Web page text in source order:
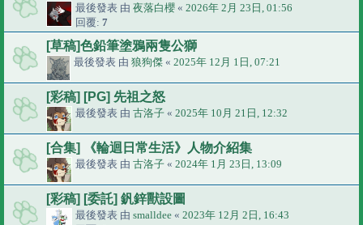
最後發表 由 夜落白櫻 « 2026年 2月 23日, 01:56
回覆: 7
[草稿]色鉛筆塗鴉兩隻公獅
最後發表 由 狼狗傑 « 2025年 12月 1日, 07:21
[彩稿] [PG] 先祖之怒
最後發表 由 古洛子 « 2025年 10月 21日, 12:32
[合集] 《輪迴日常生活》人物介紹集
最後發表 由 古洛子 « 2024年 1月 23日, 13:09
[彩稿] [委託] 釩鋅獸設圖
最後發表 由 smalldee « 2023年 12月 2日, 16:43